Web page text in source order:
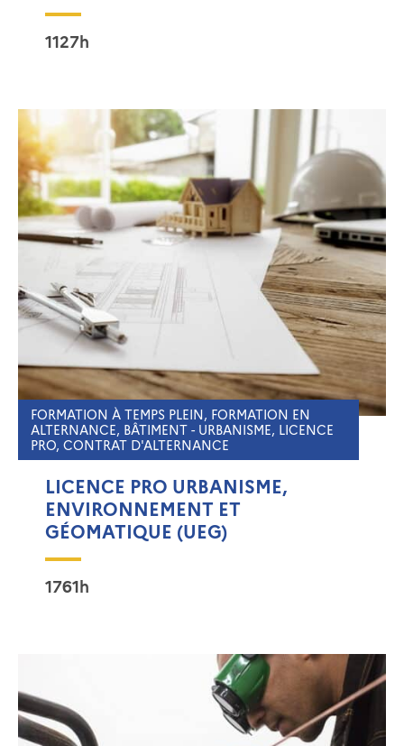
1127h
FORMATION À TEMPS PLEIN, FORMATION EN
ALTERNANCE, BÂTIMENT - URBANISME, LICENCE
PRO, CONTRAT D'ALTERNANCE
LICENCE PRO URBANISME,
ENVIRONNEMENT ET
GÉOMATIQUE (UEG)
1761h